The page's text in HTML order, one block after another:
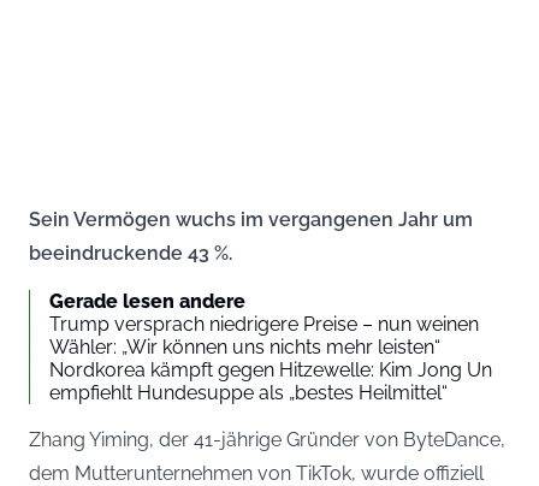
Sein Vermögen wuchs im vergangenen Jahr um
beeindruckende 43 %.
Gerade lesen andere
Trump versprach niedrigere Preise – nun weinen
Wähler: „Wir können uns nichts mehr leisten“
Nordkorea kämpft gegen Hitzewelle: Kim Jong Un
empfiehlt Hundesuppe als „bestes Heilmittel“
Zhang Yiming, der 41-jährige Gründer von ByteDance,
dem Mutterunternehmen von TikTok, wurde offiziell